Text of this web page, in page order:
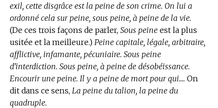
exil, cette disgrâce est la peine de son crime. On lui a
ordonné cela sur peine, sous peine, à peine de la vie.
(De ces trois façons de parler, Sous peine est la plus
usitée et la meilleure.) Peine capitale, légale, arbitraire,
afflictive, infamante, pécuniaire. Sous peine
d’interdiction. Sous peine, à peine de désobéissance.
Encourir une peine. Il y a peine de mort pour qui.... On
dit dans ce sens, La peine du talion, la peine du
quadruple.